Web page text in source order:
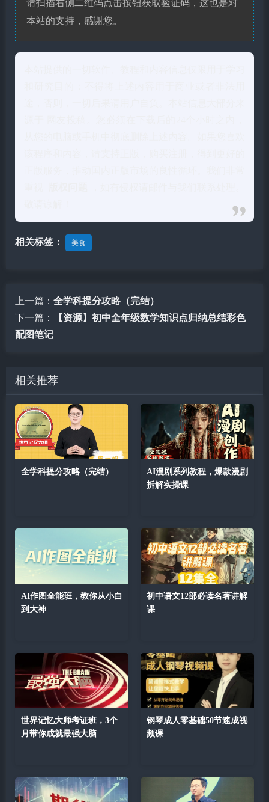
请扫描右侧二维码点击按钮获取验证码，这也是对
本站的支持，感谢您。
相关标签： 美食
上一篇： 全学科提分攻略（完结）
下一篇：
【资源】初中全年级数学知识点归纳总结彩色
配图笔记
相关推荐
全学科提分攻略（完结）
AI漫剧系列教程，爆款漫剧
拆解实操课
AI作图全能班，教你从小白
到大神
初中语文12部必读名著讲解
课
世界记忆大师考证班，3个
月带你成就最强大脑
钢琴成人零基础50节速成视
频课